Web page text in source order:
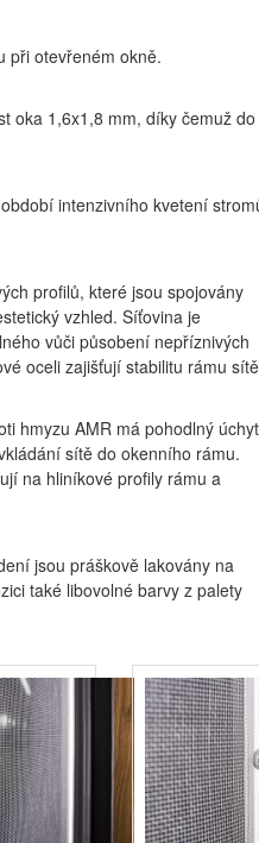
při otevřeném okně.
oka 1,6x1,8 mm, díky čemuž do
intenzivního kvetení
profilů, které jsou spojovány
vzhled. Síťovina je
vůči působení nepříznivých
oceli zajišťují stabilitu rámu
hmyzu AMR má pohodlný úchyt
sítě do okenního rámu.
na hliníkové profily rámu a
jsou práškově lakovány na
také libovolné barvy z palety